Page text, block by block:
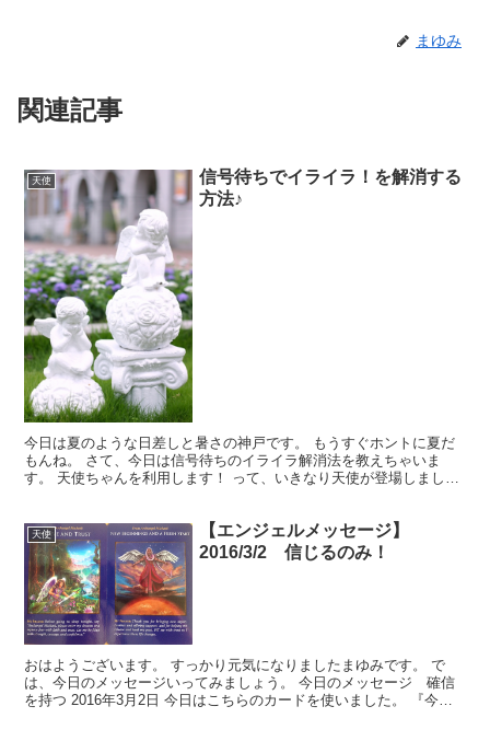
まゆみ
関連記事
天使
信号待ちでイライラ！を解消する
方法♪
今日は夏のような日差しと暑さの神戸です。 もうすぐホントに夏だ
もんね。 さて、今日は信号待ちのイライラ解消法を教えちゃいま
す。 天使ちゃんを利用します！ って、いきなり天使が登場しまし
天使
【エンジェルメッセージ】
2016/3/2 信じるのみ！
おはようございます。 すっかり元気になりましたまゆみです。 で
は、今日のメッセージいってみましょう。 今日のメッセージ 確信
を持つ 2016年3月2日 今日はこちらのカードを使いました。 『今日